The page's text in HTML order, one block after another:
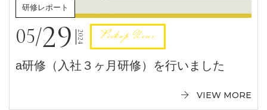
05/29 2024 Pickup News
研修レポート
a研修（入社３ヶ月研修）を行いました
VIEW MORE